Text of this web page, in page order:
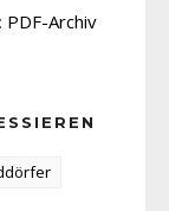
PDF-Archiv